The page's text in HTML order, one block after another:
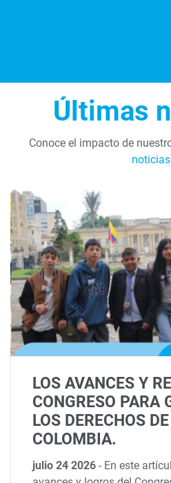
Últimas
Conoce el impacto de
LOS AVANCES Y
CONGRESO PARA
LOS DERECHOS
COLOMBIA.
julio 24 2026- En este